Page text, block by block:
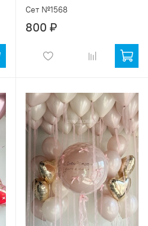
Сет №1568
800 ₽